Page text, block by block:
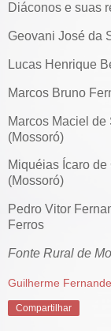
Diáconos e suas
Geovani José da
Lucas Henrique
Marcos Bruno
Marcos Maciel
(Mossoró)
Miquéias Ícaro
(Mossoró)
Pedro Vitor
Ferros
Fonte Rural de
Guilherme
Compartilhar